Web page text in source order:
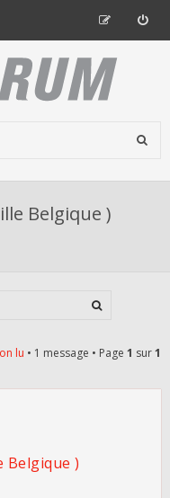
Belgique )
lu • 1 message • Page 1 sur1
Belgique )